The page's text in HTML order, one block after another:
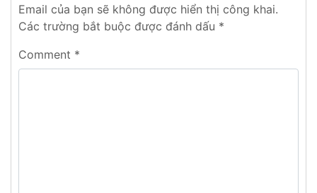
Email của bạn sẽ không được hiển thị công khai.
Các trường bắt buộc được đánh dấu *
Comment *